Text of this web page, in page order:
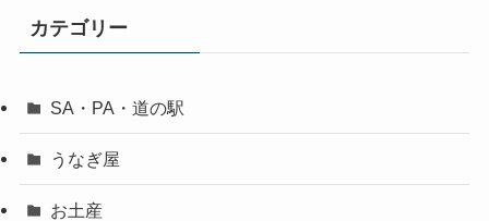
カテゴリー
SA・PA・道の駅
うなぎ屋
お土産